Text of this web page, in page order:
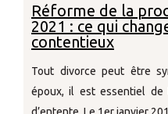
Réforme de la
2021 : ce qui
contentieux
Tout divorce peut être
époux, il est essentiel de
d’entente. Le 1er janvier